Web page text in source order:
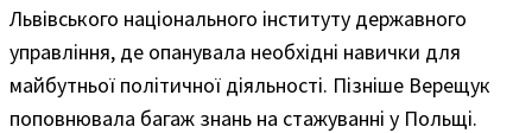
Львівського національного інституту державного
управління, де опанувала необхідні навички для
майбутньої політичної діяльності. Пізніше Верещук
поповнювала багаж знань на стажуванні у Польщі.